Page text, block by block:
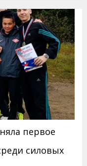
первое
силовых